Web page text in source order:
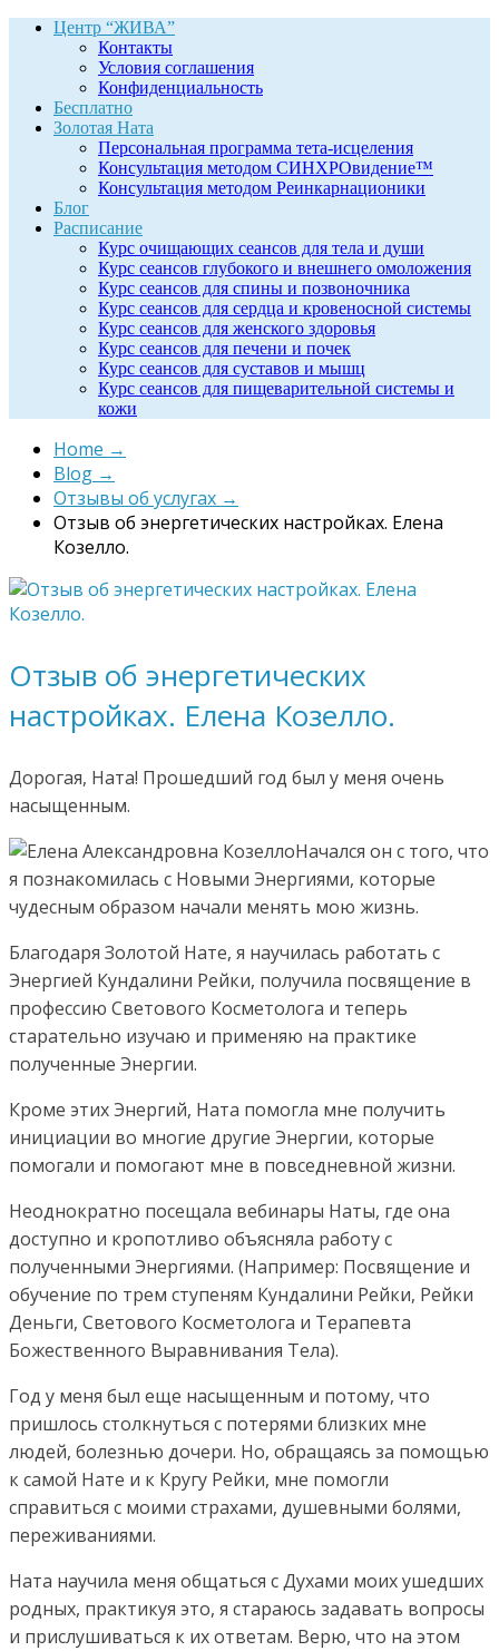
Центр “ЖИВА”
Контакты
Условия соглашения
Конфиденциальность
Бесплатно
Золотая Ната
Персональная программа тета-исцеления
Консультация методом СИНХРОвидение™
Консультация методом Реинкарнационики
Блог
Расписание
Курс очищающих сеансов для тела и души
Курс сеансов глубокого и внешнего омоложения
Курс сеансов для спины и позвоночника
Курс сеансов для сердца и кровеносной системы
Курс сеансов для женского здоровья
Курс сеансов для печени и почек
Курс сеансов для суставов и мышц
Курс сеансов для пищеварительной системы и
кожи
Home →
Blog →
Отзывы об услугах →
Отзыв об энергетических настройках. Елена
Козелло.
Отзыв об энергетических
настройках. Елена Козелло.
Дорогая, Ната! Прошедший год был у меня очень
насыщенным.
Начался он с того, что
я познакомилась с Новыми Энергиями, которые
чудесным образом начали менять мою жизнь.
Благодаря Золотой Нате, я научилась работать с
Энергией Кундалини Рейки, получила посвящение в
профессию Светового Косметолога и теперь
старательно изучаю и применяю на практике
полученные Энергии.
Кроме этих Энергий, Ната помогла мне получить
инициации во многие другие Энергии, которые
помогали и помогают мне в повседневной жизни.
Неоднократно посещала вебинары Наты, где она
доступно и кропотливо объясняла работу с
полученными Энергиями. (Например: Посвящение и
обучение по трем ступеням Кундалини Рейки, Рейки
Деньги, Светового Косметолога и Терапевта
Божественного Выравнивания Тела).
Год у меня был еще насыщенным и потому, что
пришлось столкнуться с потерями близких мне
людей, болезнью дочери. Но, обращаясь за помощью
к самой Нате и к Кругу Рейки, мне помогли
справиться с моими страхами, душевными болями,
переживаниями.
Ната научила меня общаться с Духами моих ушедших
родных, практикуя это, я стараюсь задавать вопросы
и прислушиваться к их ответам. Верю, что на этом